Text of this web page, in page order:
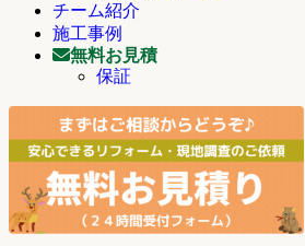
チーム紹介
施工事例
無料お見積
保証